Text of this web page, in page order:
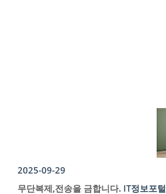
2025-09-29
무단복제,전송을 금합니다. IT정보포털